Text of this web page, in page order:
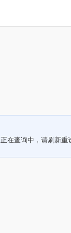
正在查询中，请刷新重